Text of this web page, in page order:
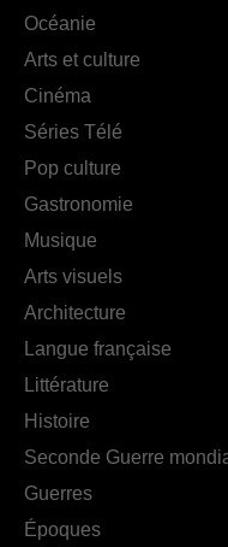
Océanie
Arts et culture
Cinéma
Séries Télé
Pop culture
Gastronomie
Musique
Arts visuels
Architecture
Langue française
Littérature
Histoire
Seconde Guerre
Guerres
Époques